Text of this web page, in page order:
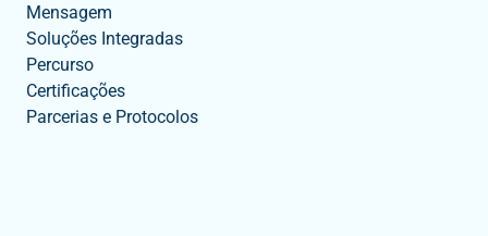
Mensagem
Soluções Integradas
Percurso
Certificações
Parcerias e Protocolos